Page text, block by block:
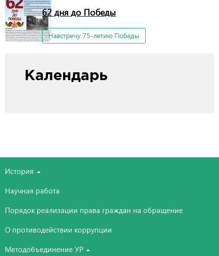
62 дня до Победы
Навстречу 75-летию Победы
Календарь
История
Научная работа
Порядок реализации права граждан на обращение
О противодействии коррупции
Методобъединение УР